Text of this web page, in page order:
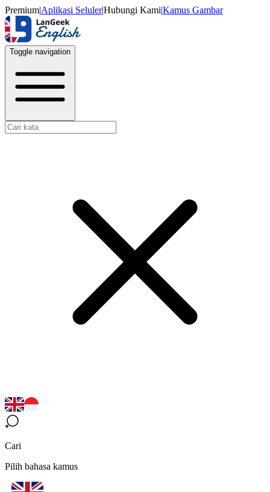
Premium|Aplikasi Seluler|Hubungi Kami|Kamus Gambar
Toggle navigation
Cari
Pilih bahasa kamus